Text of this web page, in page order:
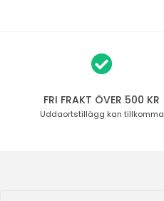
FRI FRAKT ÖVER 500 KR
Uddaortstillägg kan tillkomma